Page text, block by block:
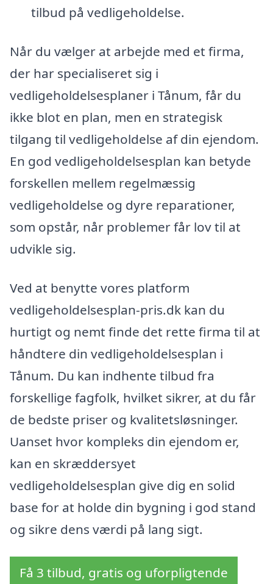
tilbud på vedligeholdelse.
Når du vælger at arbejde med et firma,
der har specialiseret sig i
vedligeholdelsesplaner i Tånum, får du
ikke blot en plan, men en strategisk
tilgang til vedligeholdelse af din ejendom.
En god vedligeholdelsesplan kan betyde
forskellen mellem regelmæssig
vedligeholdelse og dyre reparationer,
som opstår, når problemer får lov til at
udvikle sig.
Ved at benytte vores platform
vedligeholdelsesplan-pris.dk kan du
hurtigt og nemt finde det rette firma til at
håndtere din vedligeholdelsesplan i
Tånum. Du kan indhente tilbud fra
forskellige fagfolk, hvilket sikrer, at du får
de bedste priser og kvalitetsløsninger.
Uanset hvor kompleks din ejendom er,
kan en skræddersyet
vedligeholdelsesplan give dig en solid
base for at holde din bygning i god stand
og sikre dens værdi på lang sigt.
Få 3 tilbud, gratis og uforpligtende